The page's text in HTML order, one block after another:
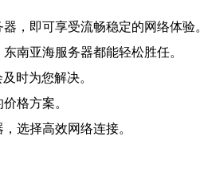
，即可享受流畅稳定的网络体验
南亚海服务器都能轻松胜任。
时为您解决。
格方案。
选择高效网络连接。